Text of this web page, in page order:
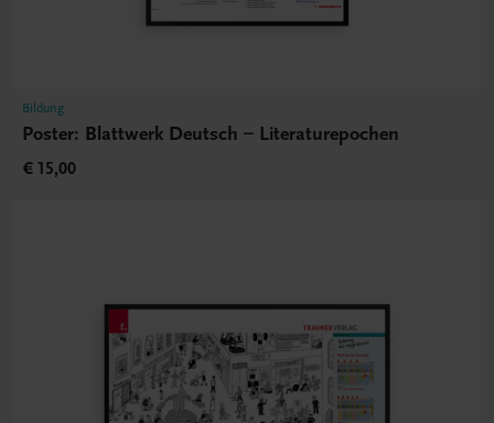
Bildung
Poster: Blattwerk Deutsch – Literaturepochen
€ 15,00